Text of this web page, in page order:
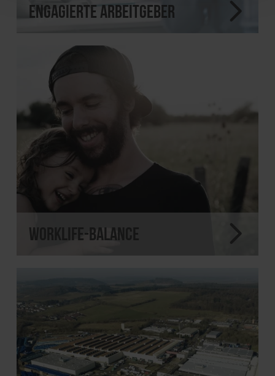
Engagierte Arbeitgeber
WorkLife-Balance